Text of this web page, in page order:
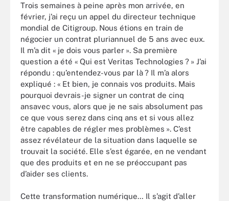
Trois semaines à peine après mon arrivée, en
février, j’ai reçu un appel du directeur technique
mondial de Citigroup. Nous étions en train de
négocier un contrat pluriannuel de 5 ans avec eux.
Il m’a dit « je dois vous parler ». Sa première
question a été « Qui est Veritas Technologies ? » J’ai
répondu : qu’entendez-vous par là ? Il m’a alors
expliqué : « Et bien, je connais vos produits. Mais
pourquoi devrais-je signer un contrat de cinq
ansavec vous, alors que je ne sais absolument pas
ce que vous serez dans cinq ans et si vous allez
être capables de régler mes problèmes ». C’est
assez révélateur de la situation dans laquelle se
trouvait la société. Elle s’est égarée, en ne vendant
que des produits et en ne se préoccupant pas
d’aider ses clients.
Cette transformation numérique… Il s’agit d’aller